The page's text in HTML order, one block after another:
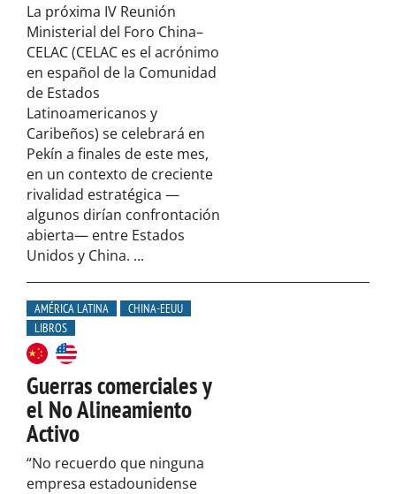
La próxima IV Reunión
Ministerial del Foro China–
CELAC (CELAC es el acrónimo
en español de la Comunidad
de Estados
Latinoamericanos y
Caribeños) se celebrará en
Pekín a finales de este mes,
en un contexto de creciente
rivalidad estratégica —
algunos dirían confrontación
abierta— entre Estados
Unidos y China. ...
AMÉRICA LATINA
CHINA-EEUU
LIBROS
Guerras comerciales y
el No Alineamiento
Activo
“No recuerdo que ninguna
empresa estadounidense